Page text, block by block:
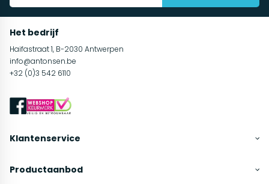
Het bedrijf
Haifastraat 1, B-2030 Antwerpen
info@antonsen.be
+32 (0)3 542 6110
Klantenservice
Productaanbod